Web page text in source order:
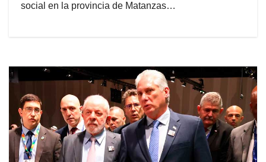
social en la provincia de Matanzas…